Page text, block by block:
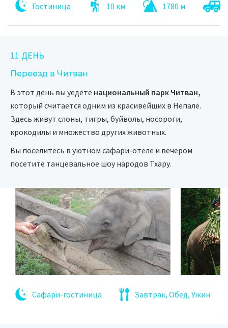
Гостиница 10 км 1780 м
11 ДЕНЬ
Переезд в Читван
В этот день вы уедете национальный парк Читван,
который считается одним из красивейших в Непале.
Здесь живут слоны, тигры, буйволы, носороги,
крокодилы и множество других животных.
Вы поселитесь в уютном сафари-отеле и вечером
посетите танцевальное шоу народов Тхару.
Сафари-гостиница Завтрак, Обед, Ужин